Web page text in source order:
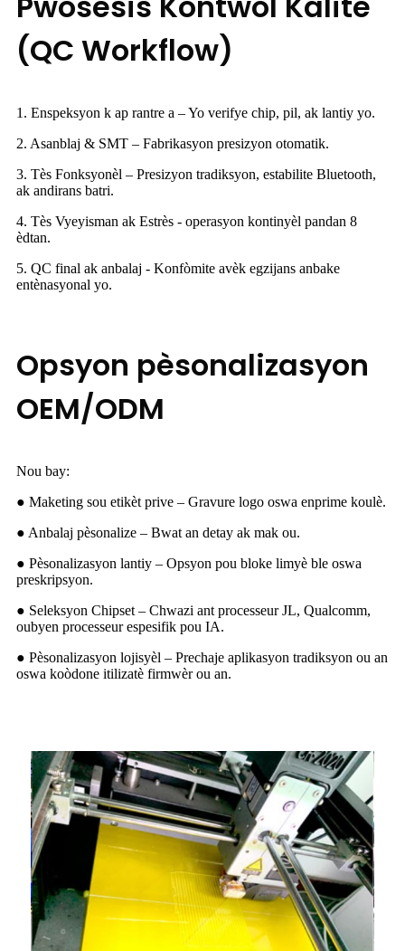
(QC Workflow)
1. Enspeksyon k ap rantre a – Yo verifye chip, pil, ak lantiy yo.
2. Asanblaj & SMT – Fabrikasyon presizyon otomatik.
3. Tès Fonksyonèl – Presizyon tradiksyon, estabilite Bluetooth,
ak andirans batri.
4. Tès Vyeyisman ak Estrès - operasyon kontinyèl pandan 8
èdtan.
5. QC final ak anbalaj - Konfòmite avèk egzijans anbake
entènasyonal yo.
Opsyon pèsonalizasyon
OEM/ODM
Nou bay:
● Maketing sou etikèt prive – Gravure logo oswa enprime koulè.
● Anbalaj pèsonalize – Bwat an detay ak mak ou.
● Pèsonalizasyon lantiy – Opsyon pou bloke limyè ble oswa
preskripsyon.
● Seleksyon Chipset – Chwazi ant processeur JL, Qualcomm,
oubyen processeur espesifik pou IA.
● Pèsonalizasyon lojisyèl – Prechaje aplikasyon tradiksyon ou an
oswa koòdone itilizatè firmwèr ou an.